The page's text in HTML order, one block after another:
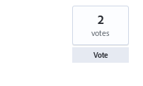
2
votes
Vote